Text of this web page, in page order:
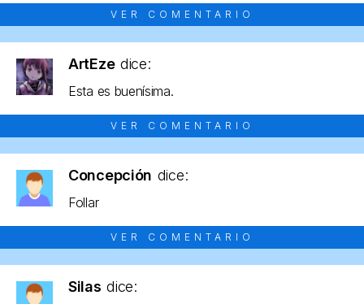
VER COMENTARIO
ArtEze dice:
Esta es buenísima.
VER COMENTARIO
Concepción dice:
Follar
VER COMENTARIO
Silas dice: